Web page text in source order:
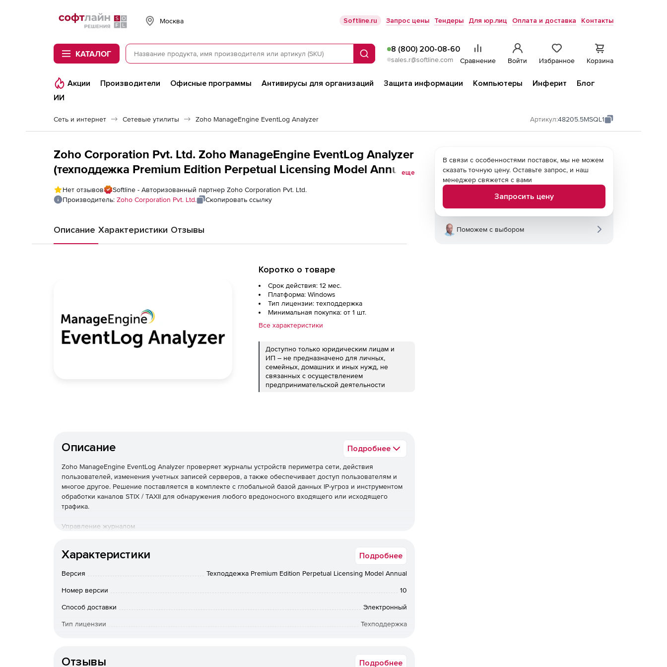
Softline
Москва Softline.ru Запрос цены Тендеры Для юр.лиц Оплата и доставка Контакты
КАТАЛОГ Поиск
8 (800) 200-08-60
sales.r@softline.com Сравнение Войти Избранное Корзина
Акции Производители Офисные программы Антивирусы для организаций Защита информации Компьютеры Инферит
Блог
ИИ
Сеть и интернет Сетевые утилиты Zoho ManageEngine EventLog Analyzer Артикул:48205.5MSQL1
Zoho Corporation Pvt. Ltd. Zoho ManageEngine EventLog Analyzer
(техподдежка Premium Edition Perpetual Licensing Model Annual),
fee for 1 MS SQL Server
еще
Нет отзывов
Softline - Авторизованный партнер Zoho Corporation Pvt. Ltd.
Производитель: Zoho Corporation Pvt. Ltd. Скопировать ссылку
Описание Характеристики Отзывы
Коротко о товаре
Срок действия: 12 мес.
Платформа: Windows
Тип лицензии: техподдержка
Минимальная покупка: от 1 шт.
Все характеристики
Доступно только юридическим лицам и
ИП – не предназначено для личных,
семейных, домашних и иных нужд, не
связанных с осуществлением
предпринимательской деятельности
Описание Подробнее
Zoho ManageEngine EventLog Analyzer проверяет журналы устройств периметра сети, действия
пользователей, изменения учетных записей серверов, а также обеспечивает доступ пользователям и
многое другое. Решение поставляется в комплекте с глобальной базой данных IP-угроз и инструментом
обработки каналов STIX / TAXII для обнаружения любого вредоносного входящего или исходящего
трафика.
Управление журналом
методы сбора журналов, настраиваемый анализ журналов, полный анализ журналов с отчетами и
EventLog Analyzer позволяет выполнять аудит всех важных серверов приложений. Его мощный
журналов.
EventLog Analyzer отслеживает все важные сетевые устройства, такие как межсетевые экраны,
Характеристики Подробнее
Версия Техподдежка Premium Edition Perpetual Licensing Model Annual
Номер версии 10
Способ доставки Электронный
Тип лицензии Техподдержка
Отзывы Подробнее
В связи с особенностями поставок, мы не можем
сказать точную цену. Оставьте запрос, и наш
менеджер свяжется с вами
Запросить цену
Поможем с выбором